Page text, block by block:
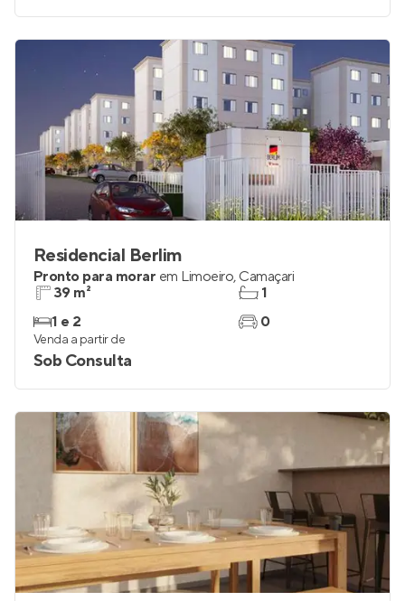
Residencial Berlim
Pronto para morar em Limoeiro, Camaçari
39 m²
1 e 2
1
0
Venda a partir de
Sob Consulta